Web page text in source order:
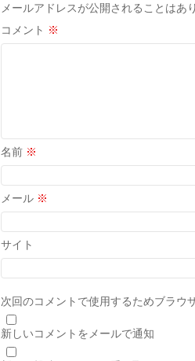
メールアドレスが公開されることはあ
コメント ※
名前 ※
メール ※
サイト
次回のコメントで使用するためブラウ
新しいコメントをメールで通知